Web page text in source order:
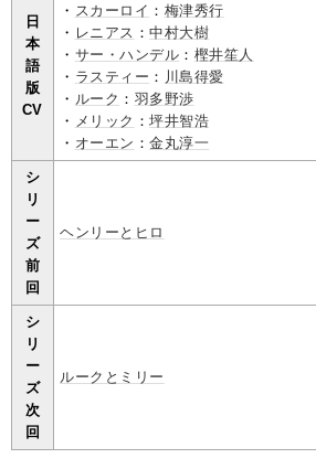
日
本
語
版
CV
・ スカーロイ ： 梅津秀行
・ レニアス ：中村大樹
・ サー・ハンデル ： 樫井笙人
・ ラスティー ： 川島得愛
・ ルーク ： 羽多野渉
・ メリック ：坪井智浩
・ オーエン ：金丸淳一
シ
リ
ー
ズ
前
回
ヘンリーとヒロ
シ
リ
ー
ズ
次
回
ルークとミリー